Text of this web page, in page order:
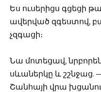
Ես ուսերիցս գցեցի
ավերված զգեստով,
չզգացի։
Նա մոտեցավ,
սևաներկը և շշնջաց.
Շանհայի վրա